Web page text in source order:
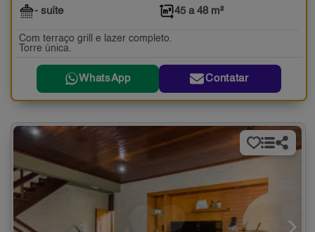
- suíte 45 a 48 m²
Com terraço grill e lazer completo.
Torre única.
WhatsApp Contatar